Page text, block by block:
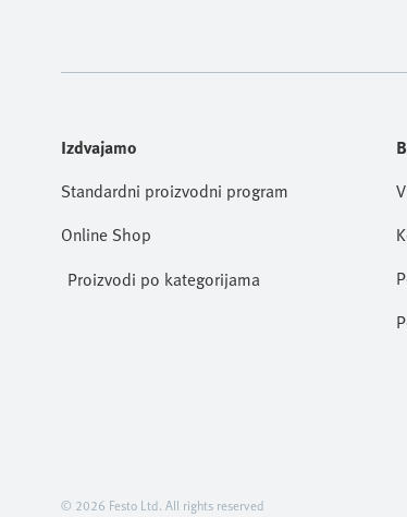
Izdvajamo
Standardni proizvodni program
Online Shop
Proizvodi po kategorijama
© 2026 Festo Ltd. All rights reserved